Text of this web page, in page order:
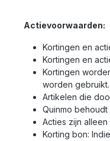
Actievoorwaarden:
Kortingen en
Kortingen en
Kortingen
worden gebruikt.
Artikelen die
Quinmo
Acties zijn
Korting bon: